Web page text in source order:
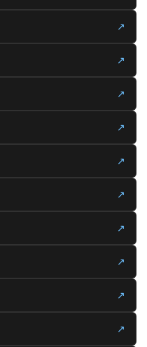
↗
↗
↗
↗
↗
↗
↗
↗
↗
↗